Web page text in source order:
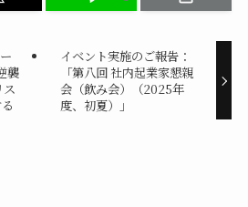
襲
イベント実施のご報告：
「第八回 社内起業家懇親
会（飲み会）（2025年
度、初夏）」